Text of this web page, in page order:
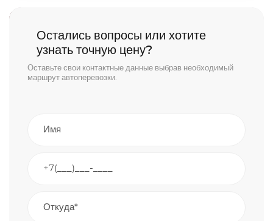
Остались вопросы или хотите
узнать точную цену?
Оставьте свои контактные данные выбрав необходимый
маршрут автоперевозки.